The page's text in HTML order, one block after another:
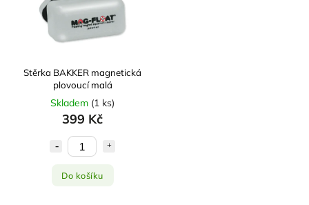
Abecedně
Stěrka BAKKER magnetická
plovoucí malá
Skladem (1 ks)
399 Kč
Do košíku